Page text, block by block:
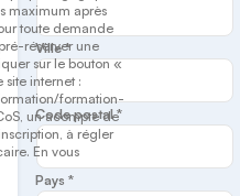
maximum après
toute demande
réserver une
sur le bouton «
site internet :
formation-
un acompte de
à régler
En vous
Ville *
Code postal *
Pays *